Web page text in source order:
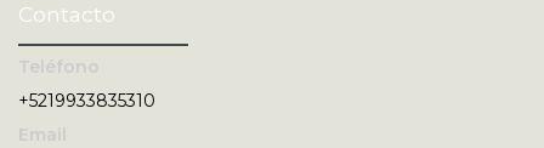
Contacto
+5219933835310